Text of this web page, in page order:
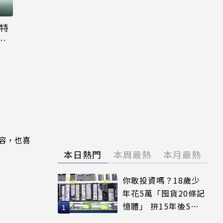
，也喜
本日熱門 本周最熱 本月最熱
你敢投資嗎？18歲少
年花5萬「囤貨20條記
憶體」 拚15年後5倍